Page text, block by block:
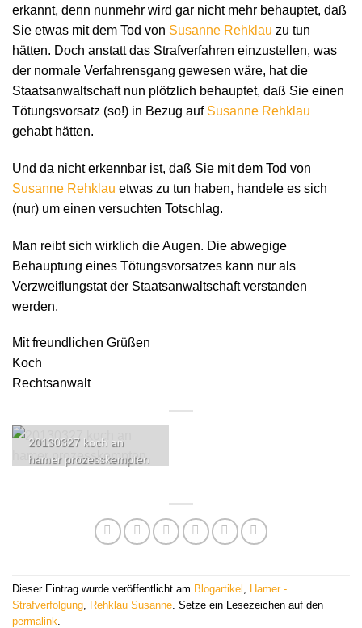
erkannt, denn nunmehr wird gar nicht mehr behauptet, daß
Sie etwas mit dem Tod von Susanne Rehklau zu tun
hätten. Doch anstatt das Strafverfahren einzustellen, was
der normale Verfahrensgang gewesen wäre, hat die
Staatsanwaltschaft nun plötzlich behauptet, daß Sie einen
Tötungsvorsatz (so!) in Bezug auf Susanne Rehklau
gehabt hätten.
Und da nicht erkennbar ist, daß Sie mit dem Tod von
Susanne Rehklau etwas zu tun haben, handele es sich
(nur) um einen versuchten Totschlag.
Man reibt sich wirklich die Augen. Die abwegige
Behauptung eines Tötungsvorsatzes kann nur als
Verzweiflungstat der Staatsanwaltschaft verstanden
werden.
Mit freundlichen Grüßen
Koch
Rechtsanwalt
20130327 koch an
hamer prozesskempten
Dieser Eintrag wurde veröffentlicht am Blogartikel
Hamer -
Strafverfolgung Rehklau Susanne . Setze ein Lesezeichen auf den
permalink